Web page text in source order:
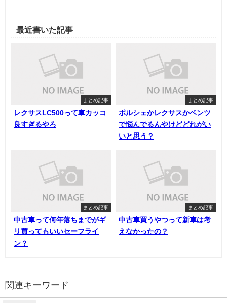
最近書いた記事
まとめ記事
レクサスLC500って車カッコ
良すぎるやろ
まとめ記事
ポルシェかレクサスかベンツ
で悩んでるんやけどどれがい
いと思う？
まとめ記事
中古車って何年落ちまでがギ
リ買ってもいいセーフライ
ン？
まとめ記事
中古車買うやつって新車は考
えなかったの？
関連キーワード